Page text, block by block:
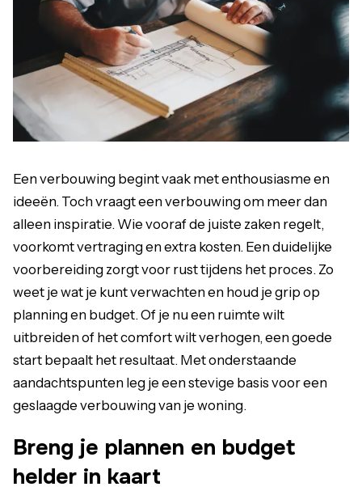
Een verbouwing begint vaak met enthousiasme en
ideeën. Toch vraagt een verbouwing om meer dan
alleen inspiratie. Wie vooraf de juiste zaken regelt,
voorkomt vertraging en extra kosten. Een duidelijke
voorbereiding zorgt voor rust tijdens het proces. Zo
weet je wat je kunt verwachten en houd je grip op
planning en budget. Of je nu een ruimte wilt
uitbreiden of het comfort wilt verhogen, een goede
start bepaalt het resultaat. Met onderstaande
aandachtspunten leg je een stevige basis voor een
geslaagde verbouwing van je woning.
Breng je plannen en budget
helder in kaart